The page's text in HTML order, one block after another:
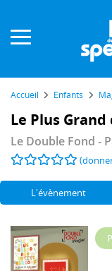
Accueil Enfants
Le Plus
Le Double Fond -
L'évènement